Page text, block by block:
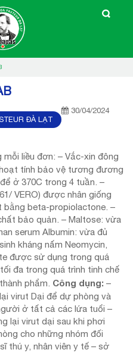
30/04/2024
ĐÀ LẠT
mỗi liều đơn: – Vắc-xin đông
tính bảo vệ tương đương
ở 370C trong 4 tuần. –
VERO) được nhân giống
beta-propiolactone. –
bảo quản. – Maltose: vừa
serum Albumin: vừa đủ
kháng nấm Neomycin,
được sử dụng trong quá
đa trong quá trình tinh chế
phẩm. Công dụng: –
virut Dại để dự phòng và
ở tất cả các lứa tuổi –
lại virut dại sau khi phơi
cho những nhóm đối
thú y, nhân viên y tế – sở